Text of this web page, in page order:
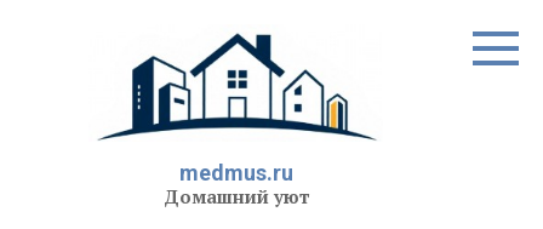
medmus.ru
Домашний уют